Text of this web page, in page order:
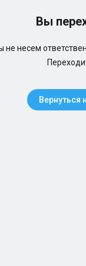
Вы
не несем
Вернуться